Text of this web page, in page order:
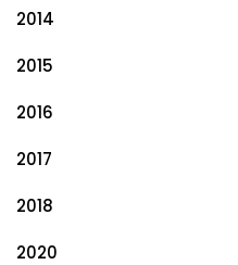
2014
2015
2016
2017
2018
2020